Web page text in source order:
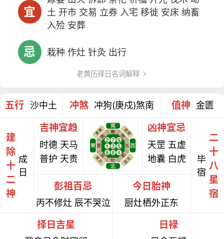
宜
土 开市 交易 立券 入宅 移徙 安床 纳畜
入殓 安葬
忌 栽种 作灶 针灸 出行
老黄历择日名词解释
五行 沙中土 冲煞 冲狗(庚戍)煞南 值神 金匮
建
除
十
二
神
成
日
吉神宜趋
时德 天马
普护 天贵
凶神宜忌
天罡 五虚
地囊 白虎
彭祖百忌
丙不修灶 辰不哭泣
今日胎神
厨灶栖外正东
毕
宿
二
十
八
星
宿
择日吉星 日禄